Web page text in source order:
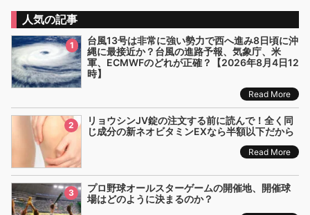
人気の記事
1
台風13号は非常に強い勢力で西へ進み8日頃に沖
縄に最接近か？台風の進路予報、気象庁、米
軍、ECMWFのどれが正確？【2026年8月4日12
時】
Read More
2
リョウシンJV錠の注文する前に読んで！全く同
じ成分の新ネオビタミンEXなら半額以下だから
Read More
3
プロ野球オールスターゲームの開催地、開催球
場はどのように決まるのか？